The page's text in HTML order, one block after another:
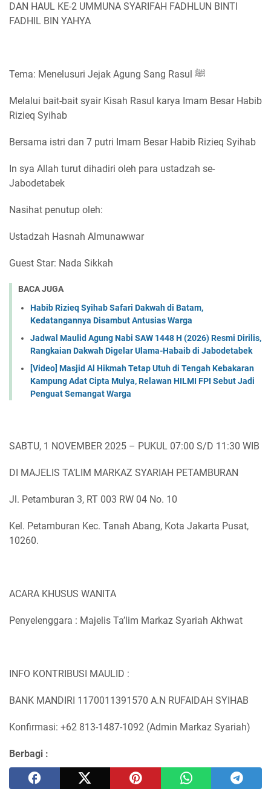
DAN HAUL KE-2 UMMUNA SYARIFAH FADHLUN BINTI
FADHIL BIN YAHYA
Tema: Menelusuri Jejak Agung Sang Rasul ﷺ
Melalui bait-bait syair Kisah Rasul karya Imam Besar Habib
Rizieq Syihab
Bersama istri dan 7 putri Imam Besar Habib Rizieq Syihab
In sya Allah turut dihadiri oleh para ustadzah se-
Jabodetabek
Nasihat penutup oleh:
Ustadzah Hasnah Almunawwar
Guest Star: Nada Sikkah
BACA JUGA
Habib Rizieq Syihab Safari Dakwah di Batam,
Kedatangannya Disambut Antusias Warga
Jadwal Maulid Agung Nabi SAW 1448 H (2026) Resmi Dirilis,
Rangkaian Dakwah Digelar Ulama-Habaib di Jabodetabek
[Video] Masjid Al Hikmah Tetap Utuh di Tengah Kebakaran
Kampung Adat Cipta Mulya, Relawan HILMI FPI Sebut Jadi
Penguat Semangat Warga
SABTU, 1 NOVEMBER 2025 – PUKUL 07:00 S/D 11:30 WIB
DI MAJELIS TA’LIM MARKAZ SYARIAH PETAMBURAN
Jl. Petamburan 3, RT 003 RW 04 No. 10
Kel. Petamburan Kec. Tanah Abang, Kota Jakarta Pusat,
10260.
ACARA KHUSUS WANITA
Penyelenggara : Majelis Ta’lim Markaz Syariah Akhwat
INFO KONTRIBUSI MAULID :
BANK MANDIRI 1170011391570 A.N RUFAIDAH SYIHAB
Konfirmasi: +62 813-1487-1092 (Admin Markaz Syariah)
Berbagi :